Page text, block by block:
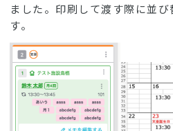
ました。印刷して渡す際に並
す。